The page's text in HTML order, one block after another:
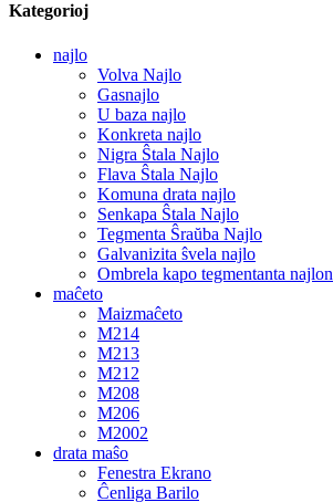
Kategorioj
najlo
Volva Najlo
Gasnajlo
U baza najlo
Konkreta najlo
Nigra Ŝtala Najlo
Flava Ŝtala Najlo
Komuna drata najlo
Senkapa Ŝtala Najlo
Tegmenta Ŝraŭba Najlo
Galvanizita ŝvela najlo
Ombrela kapo tegmentanta najlon
maĉeto
Maizmaĉeto
M214
M213
M212
M208
M206
M2002
drata maŝo
Fenestra Ekrano
Ĉenliga Barilo